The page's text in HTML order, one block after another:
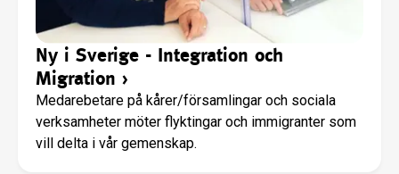
Ny i Sverige - Integration och
Migration ›
Medarebetare på kårer/församlingar och sociala
verksamheter möter flyktingar och immigranter som
vill delta i vår gemenskap.